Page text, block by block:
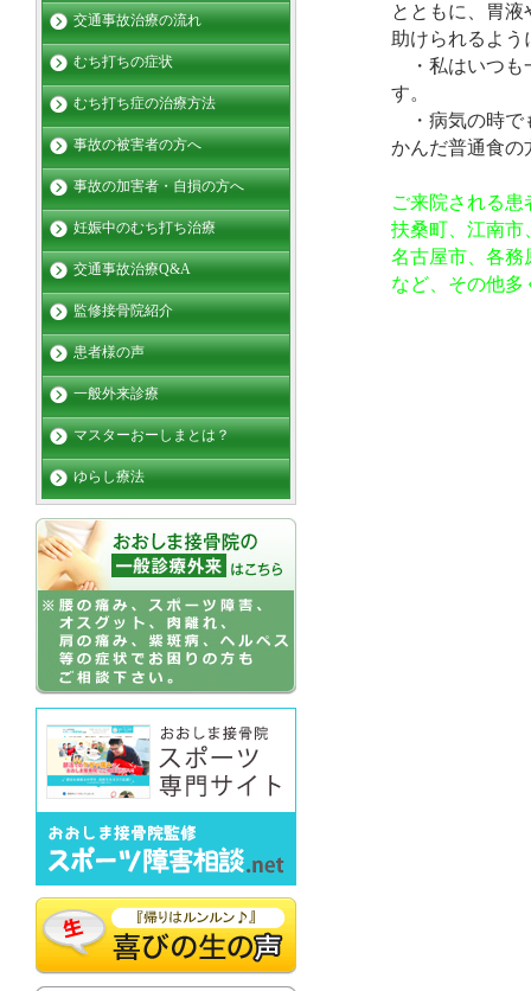
とともに、胃
助けられるよ
・私はいつも
す。
・病気の時で
かんだ普通食の
ご来院される患
扶桑町、江南市
名古屋市、各務
など、その他多
交通事故治療の流れ
むち打ちの症状
むち打ち症の治療方法
事故の被害者の方へ
事故の加害者・自損の方へ
妊娠中のむち打ち治療
交通事故治療Q&A
監修接骨院紹介
患者様の声
一般外来診療
マスターおーしまとは？
ゆらし療法